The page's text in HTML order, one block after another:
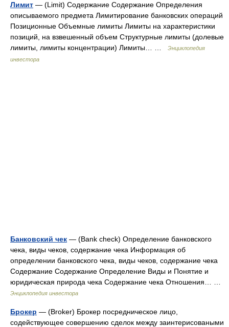
Лимит — (Limit) Содержание Содержание Определения
описываемого предмета Лимитирование банковских операций
Позиционные Объемные лимиты Лимиты на характеристики
позиций, на взвешенный объем Структурные лимиты (долевые
лимиты, лимиты концентрации) Лимиты… …
Энциклопедия
инвестора
Банковский чек — (Bank check) Определение банковского
чека, виды чеков, содержание чека Информация об
определении банковского чека, виды чеков, содержание чека
Содержание Содержание Определение Виды и Понятие и
юридическая природа чека Содержание чека Отношения… …
Энциклопедия инвестора
Брокер — (Broker) Брокер посредническое лицо,
содействующее совершению сделок между заинтерисоваными